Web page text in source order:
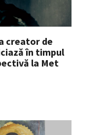
creator de
în timpul
la Met